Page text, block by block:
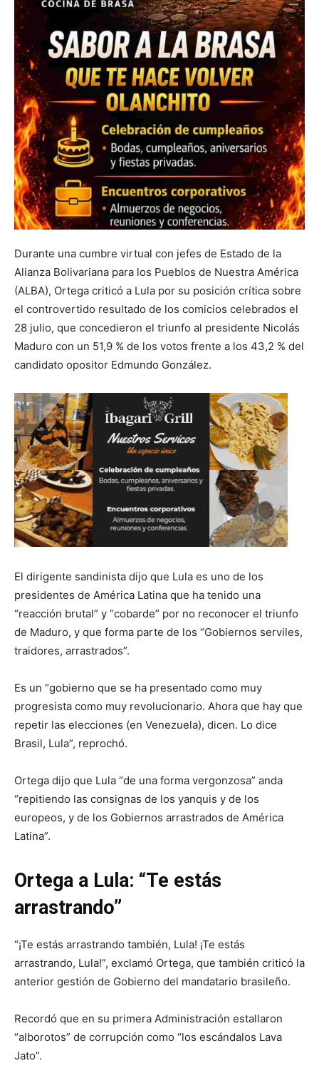
Durante una cumbre virtual con jefes de Estado de la
Alianza Bolivariana para los Pueblos de Nuestra América
(ALBA), Ortega criticó a Lula por su posición crítica sobre
el controvertido resultado de los comicios celebrados el
28 julio, que concedieron el triunfo al presidente Nicolás
Maduro con un 51,9 % de los votos frente a los 43,2 % del
candidato opositor Edmundo González.
El dirigente sandinista dijo que Lula es uno de los
presidentes de América Latina que ha tenido una
“reacción brutal” y “cobarde” por no reconocer el triunfo
de Maduro, y que forma parte de los “Gobiernos serviles,
traidores, arrastrados”.
Es un “gobierno que se ha presentado como muy
progresista como muy revolucionario. Ahora que hay que
repetir las elecciones (en Venezuela), dicen. Lo dice
Brasil, Lula”, reprochó.
Ortega dijo que Lula “de una forma vergonzosa” anda
“repitiendo las consignas de los yanquis y de los
europeos, y de los Gobiernos arrastrados de América
Latina”.
Ortega a Lula: “Te estás
arrastrando”
“¡Te estás arrastrando también, Lula! ¡Te estás
arrastrando, Lula!”, exclamó Ortega, que también criticó la
anterior gestión de Gobierno del mandatario brasileño.
Recordó que en su primera Administración estallaron
“alborotos” de corrupción como “los escándalos Lava
Jato”.